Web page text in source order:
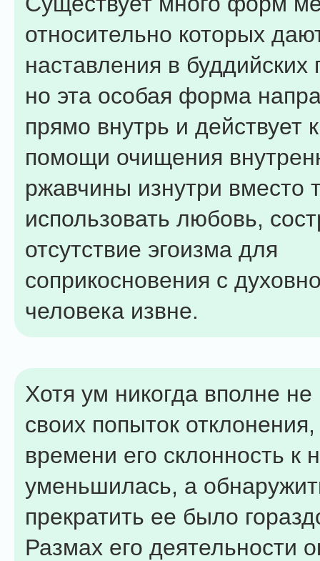
относительно которых
наставления в буддийских
но эта особая форма
прямо внутрь и действует
помощи очищения
ржавчины изнутри вместо
использовать любовь,
отсутствие эгоизма для
соприкосновения с
человека извне.
Хотя ум никогда вполне
своих попыток
времени его склонность к
уменьшилась, а
прекратить ее было
Размах его деятельности